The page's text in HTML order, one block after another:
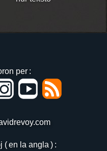
per :
en la angla ) :